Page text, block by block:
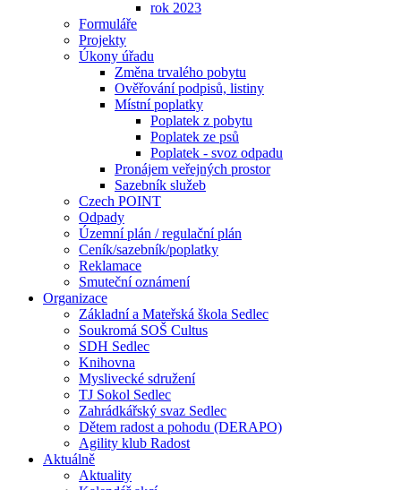
rok 2023
Formuláře
Projekty
Úkony úřadu
Změna trvalého pobytu
Ověřování podpisů, listiny
Místní poplatky
Poplatek z pobytu
Poplatek ze psů
Poplatek - svoz odpadu
Pronájem veřejných prostor
Sazebník služeb
Czech POINT
Odpady
Územní plán / regulační plán
Ceník/sazebník/poplatky
Reklamace
Smuteční oznámení
Organizace
Základní a Mateřská škola Sedlec
Soukromá SOŠ Cultus
SDH Sedlec
Knihovna
Myslivecké sdružení
TJ Sokol Sedlec
Zahrádkářský svaz Sedlec
Dětem radost a pohodu (DERAPO)
Agility klub Radost
Aktuálně
Aktuality